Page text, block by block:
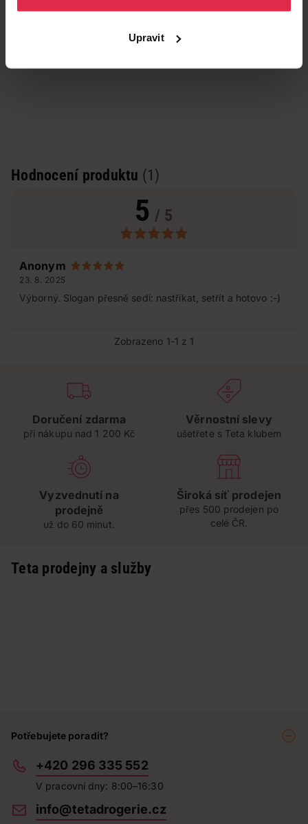
Upravit
Hodnocení produktu (1)
5 / 5
Anonym
23. 8. 2025
Výborný. Slogan přesně sedí: nastříkat, setřít a hotovo :-)
Zobrazeno 1-1 z 1
Doručení zdarma
při nákupu nad 1 200 Kč
Věrnostní slevy
ušetřete s Teta klubem
Vyzvednutí na
prodejně
už do 60 minut.
Široká síť prodejen
přes 500 prodejen po
celé ČR.
Teta prodejny a služby
Potřebujete poradit?
+420 296 335 552
V pracovní dny: 8:00–16:30
info@tetadrogerie.cz